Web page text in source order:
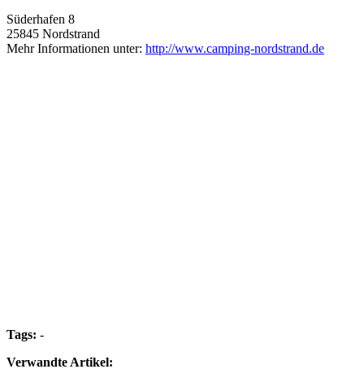
Süderhafen 8
25845 Nordstrand
Mehr Informationen unter: http://www.camping-nordstrand.de
Tags: -
Verwandte Artikel: